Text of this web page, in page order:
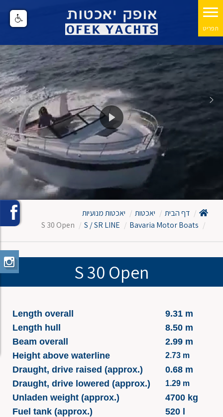
דף הבית יאכטות
יאכטות מנועיות
Bavaria Motor Boats
S / SR LINE
S 30 Open
S 30 Open
Length overall
9.31 m
Length hull
8.50 m
Beam overall
2.99 m
Height above waterline
2.73 m
Draught, drive raised (approx.)
0.68 m
Draught, drive lowered (approx.)
1.29 m
Unladen weight (approx.)
4700 kg
Fuel tank (approx.)
520 l